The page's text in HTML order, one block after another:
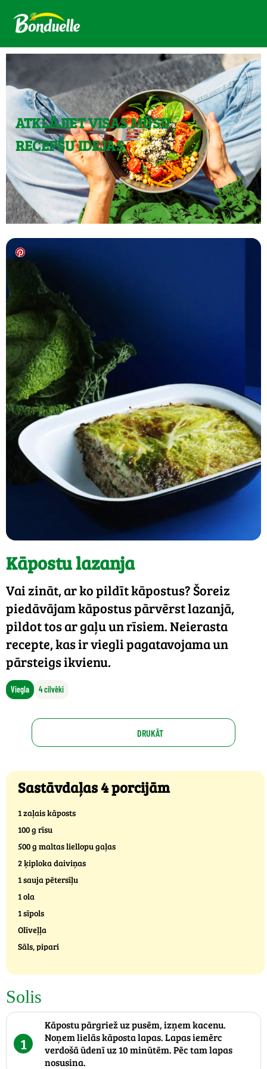
ATKLĀJIET VISAS MŪSU
RECEPŠU IDEJAS
Kāpostu lazanja
Vai zināt, ar ko pildīt kāpostus? Šoreiz
piedāvājam kāpostus pārvērst lazanjā,
pildot tos ar gaļu un rīsiem. Neierasta
recepte, kas ir viegli pagatavojama un
pārsteigs ikvienu.
Viegla 4 cilvēki
DRUKĀT
Sastāvdaļas 4 porcijām
1 zaļais kāposts
100 g rīsu
500 g maltas liellopu gaļas
2 ķiploka daiviņas
1 sauja pētersīļu
1 ola
1 sīpols
Olīveļļa
Sāls, pipari
Solis
1
Kāpostu pārgriež uz pusēm, izņem kacenu.
Noņem lielās kāposta lapas. Lapas iemērc
verdošā ūdenī uz 10 minūtēm. Pēc tam lapas
nosusina.